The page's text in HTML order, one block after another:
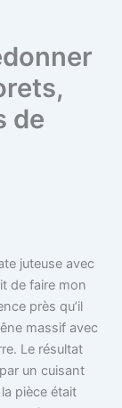
de
juteuse avec
de faire mon
près qu’il
massif avec
Le résultat
un cuisant
pièce était